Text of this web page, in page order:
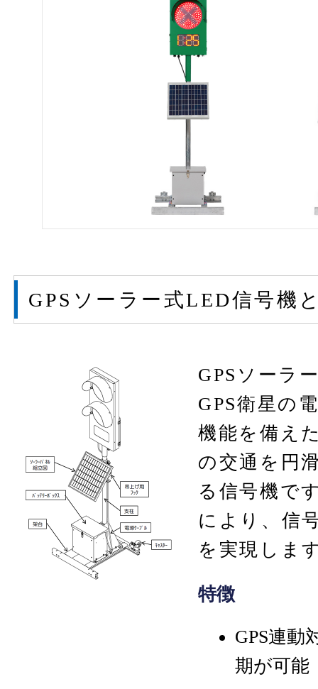
GPSソーラー式LED信号機
GPSソーラ
GPS衛星の
機能を備え
の交通を円
る信号機で
により、信
を実現しま
特徴
GPS連動
期が可能